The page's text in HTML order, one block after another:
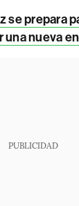
se prepara
una nueva
PUBLICIDAD